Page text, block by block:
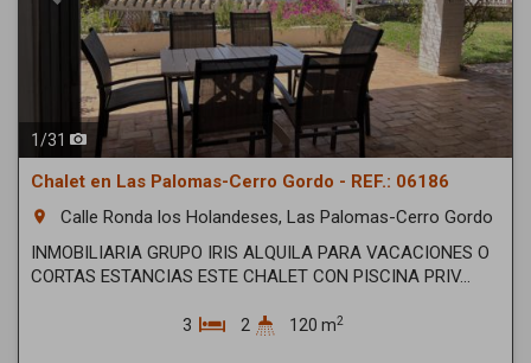
1/31
Chalet en Las Palomas-Cerro Gordo - REF.: 06186
room
Calle Ronda los Holandeses, Las Palomas-Cerro Gordo
INMOBILIARIA GRUPO IRIS ALQUILA PARA VACACIONES O
CORTAS ESTANCIAS ESTE CHALET CON PISCINA PRIV...
3 2 120 m2